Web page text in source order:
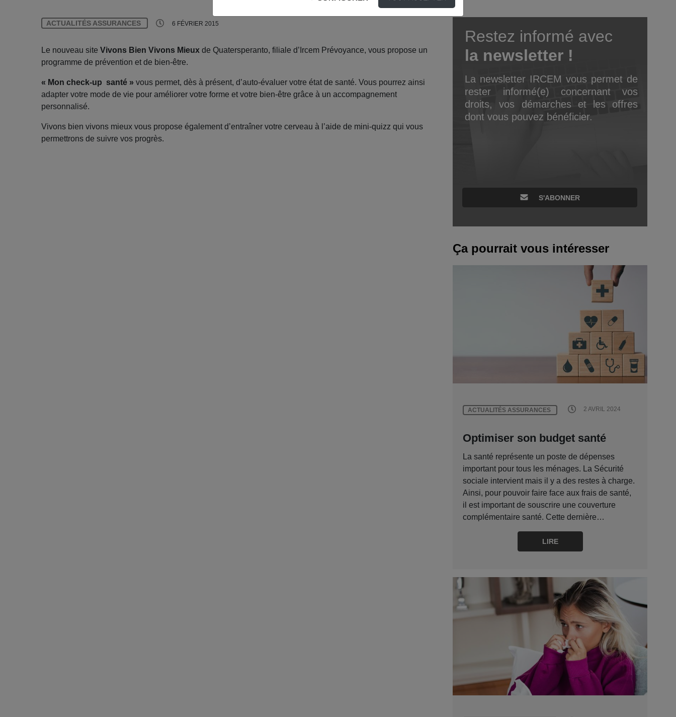
ACTUALITÉS ASSURANCES 6 FÉVRIER 2015
Le nouveau site Vivons Bien Vivons Mieux de Quatersperanto, filiale d’Ircem Prévoyance, vous propose un
programme de prévention et de bien-être.
« Mon check-up santé » vous permet, dès à présent, d’auto-évaluer votre état de santé. Vous pourrez ainsi
adapter votre mode de vie pour améliorer votre forme et votre bien-être grâce à un accompagnement
personnalisé.
Vivons bien vivons mieux vous propose également d’entraîner votre cerveau à l’aide de mini-quizz qui vous
permettrons de suivre vos progrès.
Restez informé avec
la newsletter !
La newsletter IRCEM vous permet de
rester informé(e) concernant vos
droits, vos démarches et les offres
dont vous pouvez bénéficier.
S'ABONNER
Ça pourrait vous intéresser
ACTUALITÉS ASSURANCES 2 AVRIL 2024
Optimiser son budget santé
La santé représente un poste de dépenses
important pour tous les ménages. La Sécurité
sociale intervient mais il y a des restes à charge.
Ainsi, pour pouvoir faire face aux frais de santé,
il est important de souscrire une couverture
complémentaire santé. Cette dernière…
LIRE